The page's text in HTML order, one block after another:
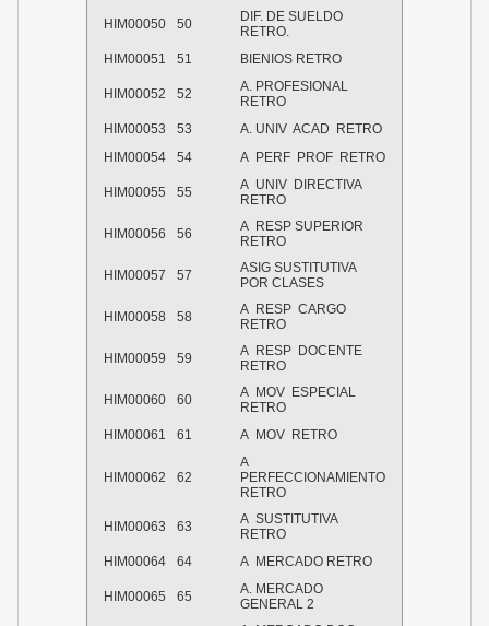
HIM00050 50
DIF. DE SUELDO
RETRO.
HIM00051
51 BIENIOS RETRO
HIM00052 52
A. PROFESIONAL
RETRO
HIM00053
53
A. UNIV ACAD RETRO
HIM00054
54 A PERF PROF RETRO
HIM00055 55
A UNIV DIRECTIVA
RETRO
HIM00056 56
A RESP SUPERIOR
RETRO
HIM00057 57
ASIG SUSTITUTIVA
POR CLASES
HIM00058 58
A RESP CARGO
RETRO
HIM00059 59
A RESP DOCENTE
RETRO
HIM00060 60
A MOV ESPECIAL
RETRO
HIM00061
61 A MOV RETRO
HIM00062 62
A
PERFECCIONAMIENTO
RETRO
HIM00063 63
A SUSTITUTIVA
RETRO
HIM00064
64 A MERCADO RETRO
HIM00065 65
A. MERCADO
GENERAL 2